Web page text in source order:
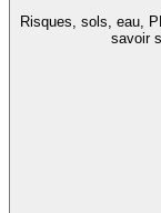
Risques, sols, eau,
savoir